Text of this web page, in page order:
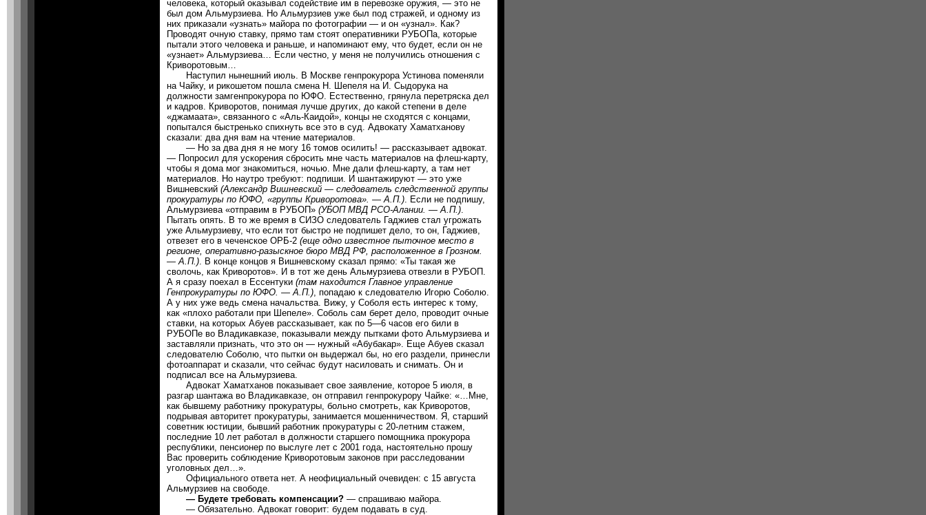
человека, который оказывал содействие им в перевозке оружия, — это не
был дом Альмурзиева. Но Альмурзиев уже был под стражей, и одному из
них приказали «узнать» майора по фотографии — и он «узнал». Как?
Проводят очную ставку, прямо там стоят оперативники РУБОПа, которые
пытали этого человека и раньше, и напоминают ему, что будет, если он не
«узнает» Альмурзиева… Если честно, у меня не получились отношения с
Криворотовым…
Наступил нынешний июль. В Москве генпрокурора Устинова поменяли
на Чайку, и рикошетом пошла смена Н. Шепеля на И. Сыдорука на
должности замгенпрокурора по ЮФО. Естественно, грянула перетряска дел
и кадров. Криворотов, понимая лучше других, до какой степени в деле
«джамаата», связанного с «Аль-Каидой», концы не сходятся с концами,
попытался быстренько спихнуть все это в суд. Адвокату Хаматханову
сказали: два дня вам на чтение материалов.
— Но за два дня я не могу 16 томов осилить! — рассказывает адвокат.
— Попросил для ускорения сбросить мне часть материалов на флеш-карту,
чтобы я дома мог знакомиться, ночью. Мне дали флеш-карту, а там нет
материалов. Но наутро требуют: подпиши. И шантажируют — это уже
Вишневский (Александр Вишневский — следователь следственной группы
прокуратуры по ЮФО, «группы Криворотова». — А.П.). Если не подпишу,
Альмурзиева «отправим в РУБОП» (УБОП МВД РСО-Алании. — А.П.).
Пытать опять. В то же время в СИЗО следователь Гаджиев стал угрожать
уже Альмурзиеву, что если тот быстро не подпишет дело, то он, Гаджиев,
отвезет его в чеченское ОРБ-2 (еще одно известное пыточное место в
регионе, оперативно-разыскное бюро МВД РФ, расположенное в Грозном.
— А.П.). В конце концов я Вишневскому сказал прямо: «Ты такая же
сволочь, как Криворотов». И в тот же день Альмурзиева отвезли в РУБОП.
А я сразу поехал в Ессентуки (там находится Главное управление
Генпрокуратуры по ЮФО. — А.П.), попадаю к следователю Игорю Соболю.
А у них уже ведь смена начальства. Вижу, у Соболя есть интерес к тому,
как «плохо работали при Шепеле». Соболь сам берет дело, проводит очные
ставки, на которых Абуев рассказывает, как по 5—6 часов его били в
РУБОПе во Владикавказе, показывали между пытками фото Альмурзиева и
заставляли признать, что это он — нужный «Абубакар». Еще Абуев сказал
следователю Соболю, что пытки он выдержал бы, но его раздели, принесли
фотоаппарат и сказали, что сейчас будут насиловать и снимать. Он и
подписал все на Альмурзиева.
Адвокат Хаматханов показывает свое заявление, которое 5 июля, в
разгар шантажа во Владикавказе, он отправил генпрокурору Чайке: «…Мне,
как бывшему работнику прокуратуры, больно смотреть, как Криворотов,
подрывая авторитет прокуратуры, занимается мошенничеством. Я, старший
советник юстиции, бывший работник прокуратуры с 20-летним стажем,
последние 10 лет работал в должности старшего помощника прокурора
республики, пенсионер по выслуге лет с 2001 года, настоятельно прошу
Вас проверить соблюдение Криворотовым законов при расследовании
уголовных дел…».
Официального ответа нет. А неофициальный очевиден: с 15 августа
Альмурзиев на свободе.
— Будете требовать компенсации? — спрашиваю майора.
— Обязательно. Адвокат говорит: будем подавать в суд.